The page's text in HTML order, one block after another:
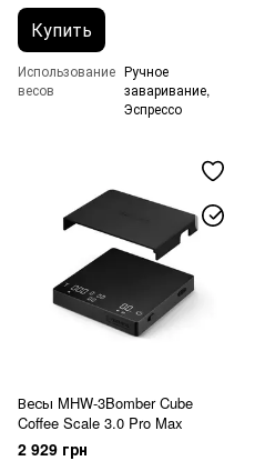
Купить
Использование
весов
Ручное
заваривание,
Эспрессо
Весы MHW-3Bomber Cube
Coffee Scale 3.0 Pro Max
2 929 грн